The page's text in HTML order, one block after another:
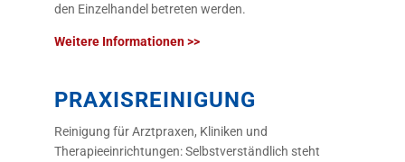
den Einzelhandel betreten werden.
Weitere Informationen >>
PRAXISREINIGUNG
Reinigung für Arztpraxen, Kliniken und
Therapieeinrichtungen: Selbstverständlich steht